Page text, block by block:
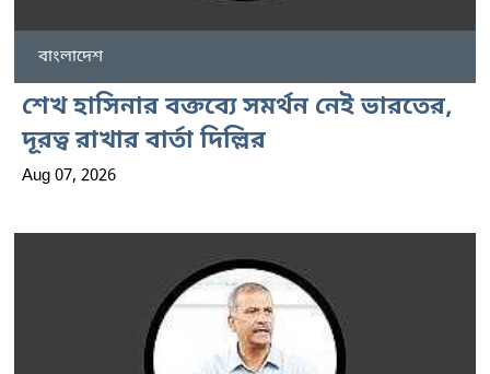
বাংলাদেশ
শেখ হাসিনার বক্তব্যে সমর্থন নেই ভারতের,
দূরত্ব রাখার বার্তা দিল্লির
Aug 07, 2026